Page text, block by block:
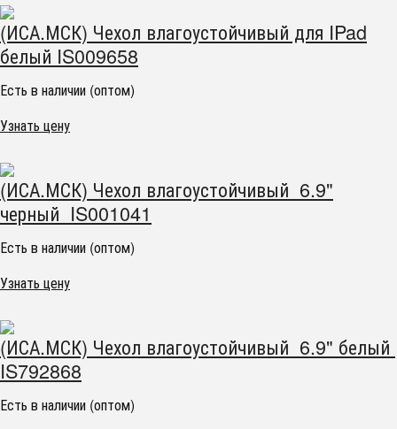
(ИСА.МСК) Чехол влагоустойчивый для IPad
белый IS009658
Есть в наличии (оптом)
Узнать цену
(ИСА.МСК) Чехол влагоустойчивый 6.9"
черный IS001041
Есть в наличии (оптом)
Узнать цену
(ИСА.МСК) Чехол влагоустойчивый 6.9" белый
IS792868
Есть в наличии (оптом)